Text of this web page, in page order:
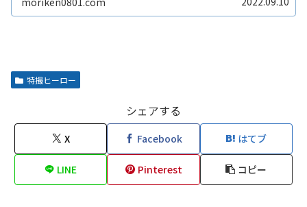
特撮ヒーロー
シェアする
X Facebook はてブ
LINE Pinterest コピー